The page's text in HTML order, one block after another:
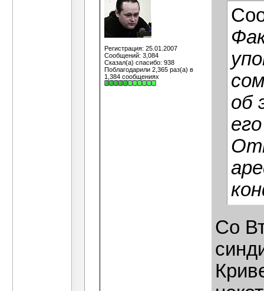
Регистрация: 25.01.2007
Сообщений: 3,084
Сказал(а) спасибо: 938
Поблагодарили 2,365 раз(а) в
1,384 сообщениях
об
Cо